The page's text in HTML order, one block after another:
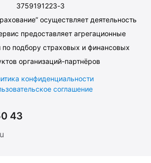
3759191223-3
осуществляет деятельность
предоставляет агрегационные
по подбору страховых и финансовых
организаций-партнёров
конфиденциальности
соглашение
43